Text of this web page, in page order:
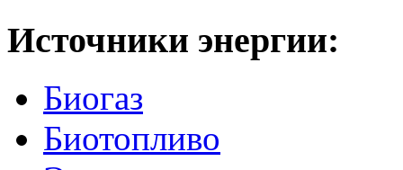
Источники энергии:
Биогаз
Биотопливо